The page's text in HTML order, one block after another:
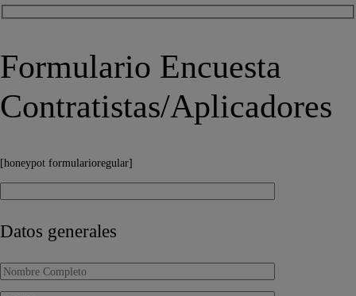
Formulario Encuesta
Contratistas/Aplicadores
[honeypot formularioregular]
Datos generales